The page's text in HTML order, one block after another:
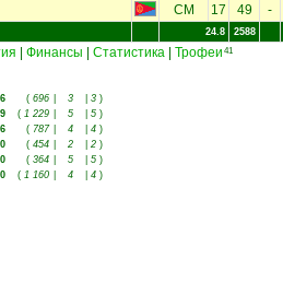
CM 17 49 -
24.8 2588
Финансы Статистика Трофеи 41
( 696 3 3 )
( 1 229 5 5 )
( 787 4 4 )
( 454 2 2 )
( 364 5 5 )
( 1 160 4 4 )